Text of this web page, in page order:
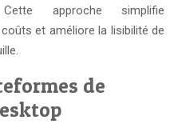
approche simplifie
et améliore la lisibilité de
de